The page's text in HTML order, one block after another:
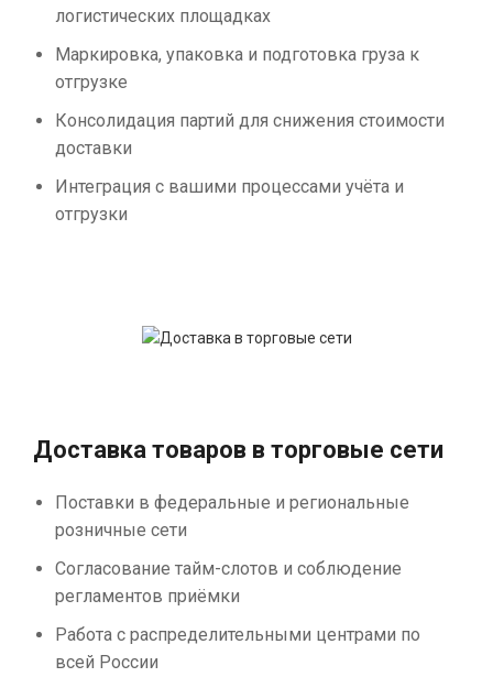
логистических площадках
Маркировка, упаковка и подготовка груза к
отгрузке
Консолидация партий для снижения стоимости
доставки
Интеграция с вашими процессами учёта и
отгрузки
Доставка товаров в торговые сети
Поставки в федеральные и региональные
розничные сети
Согласование тайм-слотов и соблюдение
регламентов приёмки
Работа с распределительными центрами по
всей России